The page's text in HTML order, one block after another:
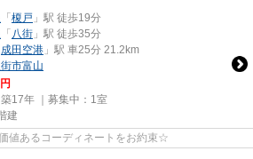
「榎戸 」駅 徒歩19分
「 八街 」駅 徒歩35分
成田空港 」駅 車25分 21.2km
街市富山
17年 ｜募集中： 1室
建
値あるコーディネートをお約束☆